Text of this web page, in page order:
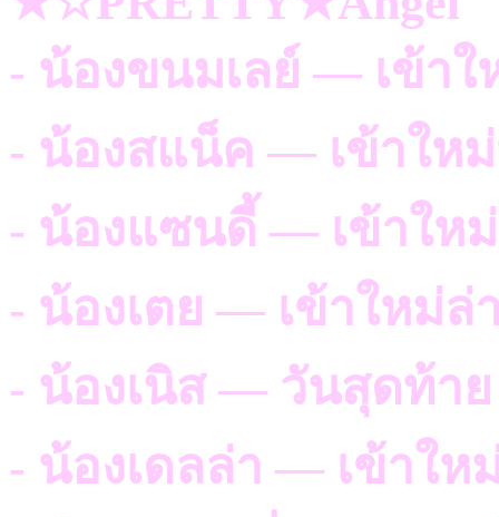
- น้องขนมเลย์ — เข้า
- น้องสแน็ค — เข้าให
- น้องแซนดี้ — เข้าให
- น้องเตย — เข้าใหม่ล่
- น้องเนิส — วันสุดท้าย
- น้องเดลล่า — เข้าให